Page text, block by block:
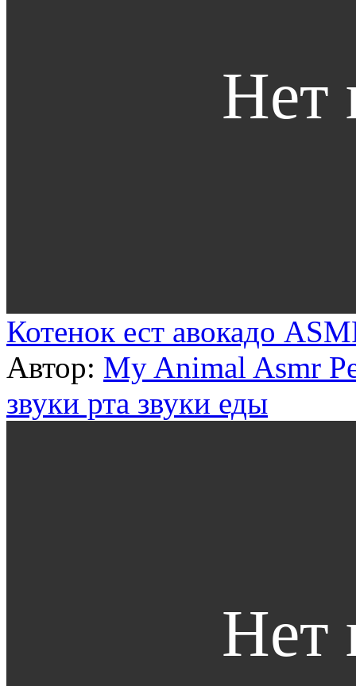
Котенок ест авокадо
Автор: My Animal Asmr
звуки рта звуки еды